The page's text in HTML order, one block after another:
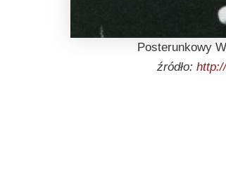
Posterunkowy
źródło: